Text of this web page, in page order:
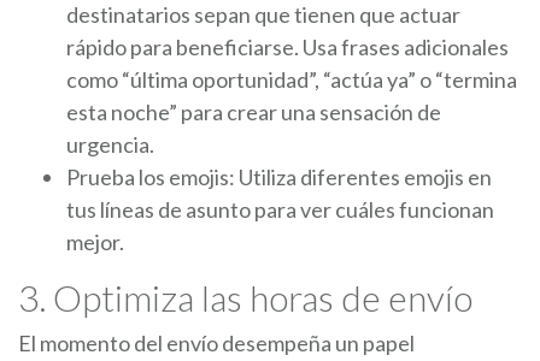
destinatarios sepan que tienen que actuar
rápido para beneficiarse. Usa frases adicionales
como “última oportunidad”, “actúa ya” o “termina
esta noche” para crear una sensación de
urgencia.
Prueba los emojis: Utiliza diferentes emojis en
tus líneas de asunto para ver cuáles funcionan
mejor.
3. Optimiza las horas de envío
El momento del envío desempeña un papel